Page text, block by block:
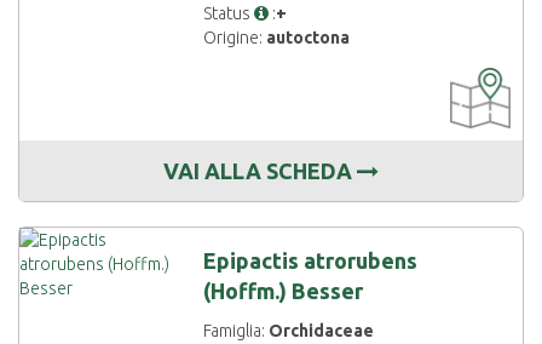
Status
:+
Origine: autoctona
DISPONIBILE
VAI ALLA SCHEDA
Epipactis atrorubens
(Hoffm.) Besser
Famiglia: Orchidaceae